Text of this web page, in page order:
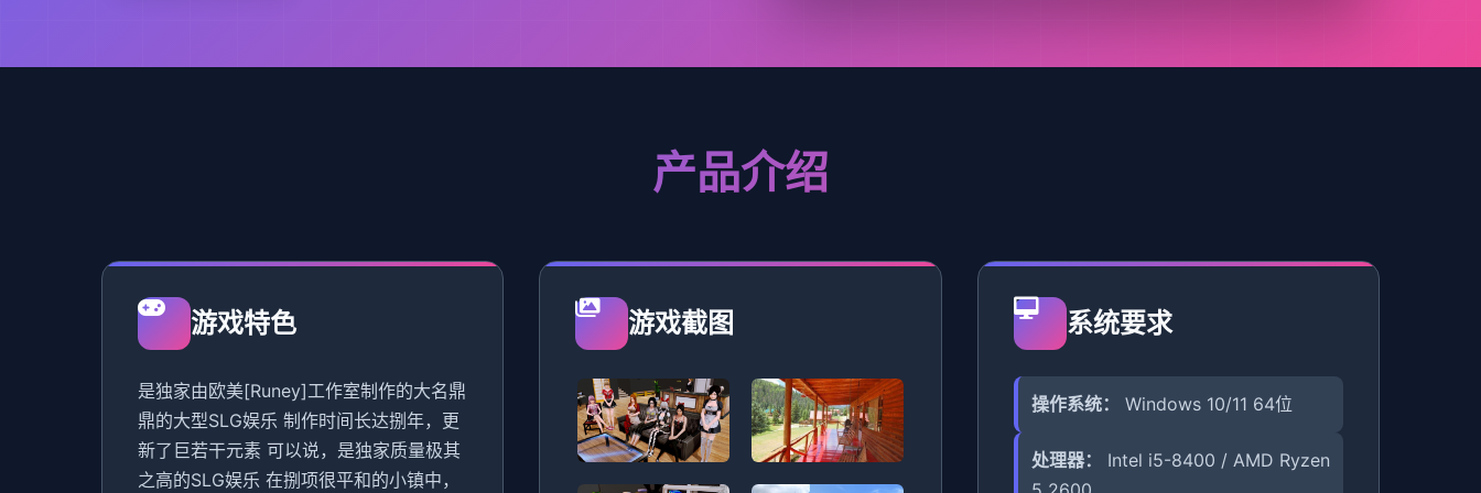
产品介绍
游戏特色
是独家由欧美[Runey]工作室制作的大名鼎
鼎的大型SLG娱乐 制作时间长达捌年，更
新了巨若干元素 可以说，是独家质量极其
之高的SLG娱乐 在捌项很平和的小镇中，
游戏截图 系统要求
操作系统： Windows 10/11 64位
处理器：
Intel i5-8400 / AMD Ryzen